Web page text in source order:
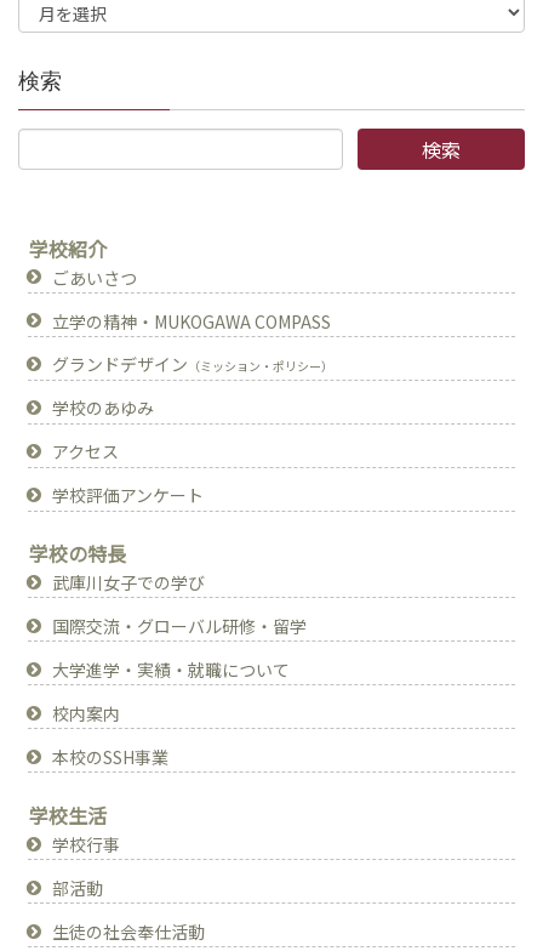
検索
学校紹介
ごあいさつ
立学の精神・MUKOGAWA COMPASS
グランドデザイン （ミッション・ポリシー）
学校のあゆみ
アクセス
学校評価アンケート
学校の特長
武庫川女子での学び
国際交流・グローバル研修・留学
大学進学・実績・就職について
校内案内
本校のSSH事業
学校生活
学校行事
部活動
生徒の社会奉仕活動